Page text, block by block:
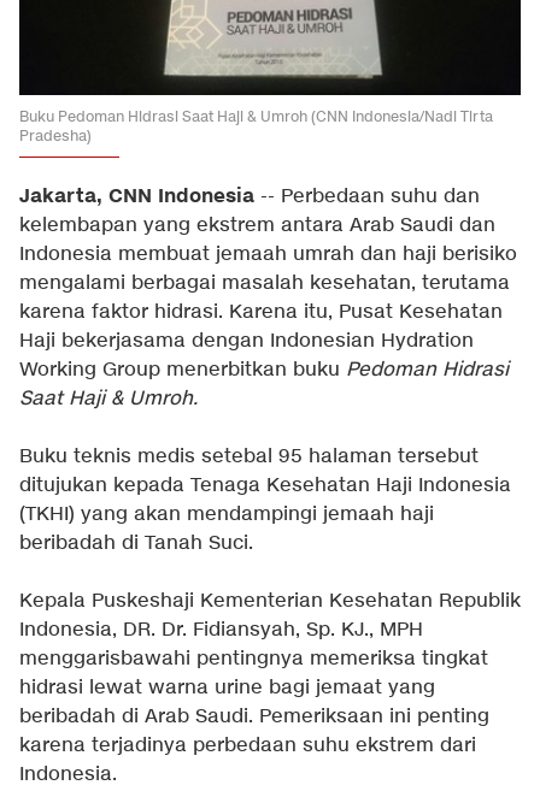
Buku Pedoman Hidrasi Saat Haji & Umroh (CNN Indonesia/Nadi Tirta
Pradesha)
Jakarta, CNN Indonesia -- Perbedaan suhu dan
kelembapan yang ekstrem antara Arab Saudi dan
Indonesia membuat jemaah umrah dan haji berisiko
mengalami berbagai masalah kesehatan, terutama
karena faktor hidrasi. Karena itu, Pusat Kesehatan
Haji bekerjasama dengan Indonesian Hydration
Working Group menerbitkan buku Pedoman Hidrasi
Saat Haji & Umroh.
Buku teknis medis setebal 95 halaman tersebut
ditujukan kepada Tenaga Kesehatan Haji Indonesia
(TKHI) yang akan mendampingi jemaah haji
beribadah di Tanah Suci.
Kepala Puskeshaji Kementerian Kesehatan Republik
Indonesia, DR. Dr. Fidiansyah, Sp. KJ., MPH
menggarisbawahi pentingnya memeriksa tingkat
hidrasi lewat warna urine bagi jemaat yang
beribadah di Arab Saudi. Pemeriksaan ini penting
karena terjadinya perbedaan suhu ekstrem dari
Indonesia.